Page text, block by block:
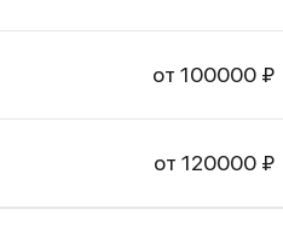
от 100000 ₽
от 120000 ₽